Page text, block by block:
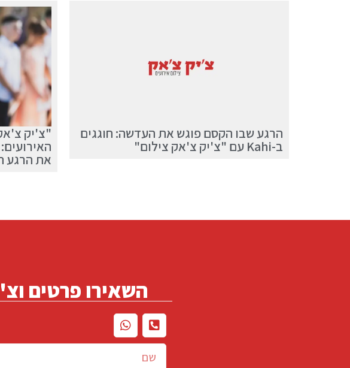
הרגע שבו הקסם פוגש את העדשה: חוגגים
ב-Kahi עם "צ'יק צ'אק צילום"
"צ'יק
את הרגע
השאירו פרטים